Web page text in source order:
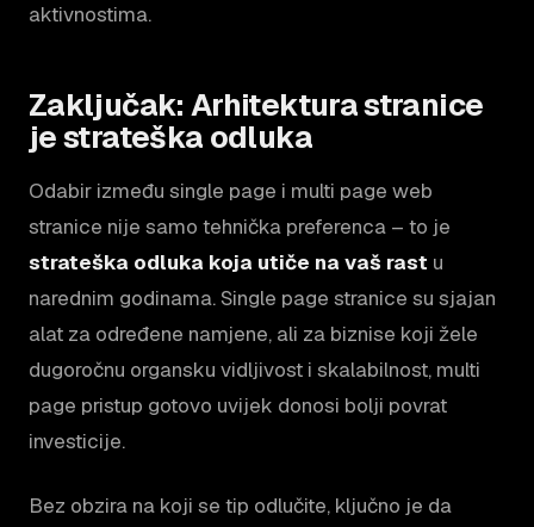
aktivnostima.
Zaključak: Arhitektura stranice
je strateška odluka
Odabir između single page i multi page web
stranice nije samo tehnička preferenca – to je
strateška odluka koja utiče na vaš rast u
narednim godinama. Single page stranice su sjajan
alat za određene namjene, ali za biznise koji žele
dugoročnu organsku vidljivost i skalabilnost, multi
page pristup gotovo uvijek donosi bolji povrat
investicije.
Bez obzira na koji se tip odlučite, ključno je da